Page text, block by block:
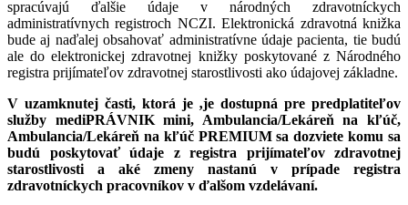
spracúvajú ďalšie údaje v národných zdravotníckych
administratívnych registroch NCZI. Elektronická zdravotná knižka
bude aj naďalej obsahovať administratívne údaje pacienta, tie budú
ale do elektronickej zdravotnej knižky poskytované z Národného
registra prijímateľov zdravotnej starostlivosti ako údajovej základne.
V uzamknutej časti, ktorá je ‚je dostupná pre predplatiteľov
služby mediPRÁVNIK mini, Ambulancia/Lekáreň na kľúč,
Ambulancia/Lekáreň na kľúč PREMIUM sa dozviete komu sa
budú poskytovať údaje z registra prijímateľov zdravotnej
starostlivosti a aké zmeny nastanú v prípade registra
zdravotníckych pracovníkov v ďalšom vzdelávaní.